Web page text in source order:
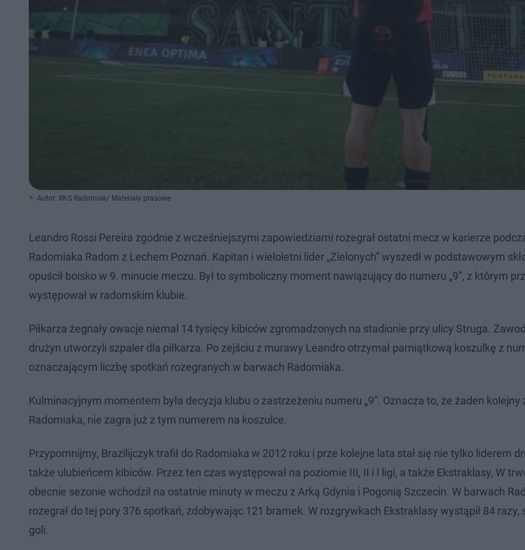
Autor: RKS Radomiak/ Materiały prasowe
Leandro Rossi Pereira zgodnie z wcześniejszymi zapowiedziami rozegrał ostatni mecz w karierze
Radomiaka Radom z Lechem Poznań. Kapitan i wieloletni lider „Zielonych” wyszedł w podstawowym
opuścił boisko w 9. minucie meczu. Był to symboliczny moment nawiązujący do numeru „9”, z którym
występował w radomskim klubie.
Piłkarza żegnały owacje niemal 14 tysięcy kibiców zgromadzonych na stadionie przy ulicy Struga.
drużyn utworzyli szpaler dla piłkarza. Po zejściu z murawy Leandro otrzymał pamiątkową koszulkę z
oznaczającym liczbę spotkań rozegranych w barwach Radomiaka.
Kulminacyjnym momentem była decyzja klubu o zastrzeżeniu numeru „9”. Oznacza to, że żaden kolejny
Radomiaka, nie zagra już z tym numerem na koszulce.
Przypomnijmy, Brazilijczyk trafił do Radomiaka w 2012 roku i prze kolejne lata stał się nie tylko liderem
także ulubieńcem kibiców. Przez ten czas występował na poziomie III, II i I ligi, a także Ekstraklasy, W
obecnie sezonie wchodził na ostatnie minuty w meczu z Arką Gdynia i Pogonią Szczecin. W barwach
rozegrał do tej pory 376 spotkań, zdobywając 121 bramek. W rozgrywkach Ekstraklasy wystąpił 84 razy,
goli.